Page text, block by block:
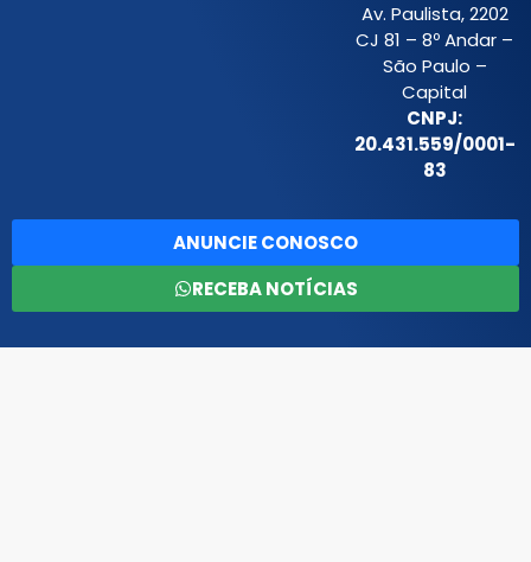
Av. Paulista, 2202
CJ 81 – 8º Andar –
São Paulo –
Capital
CNPJ:
20.431.559/0001-
83
ANUNCIE CONOSCO
RECEBA NOTÍCIAS